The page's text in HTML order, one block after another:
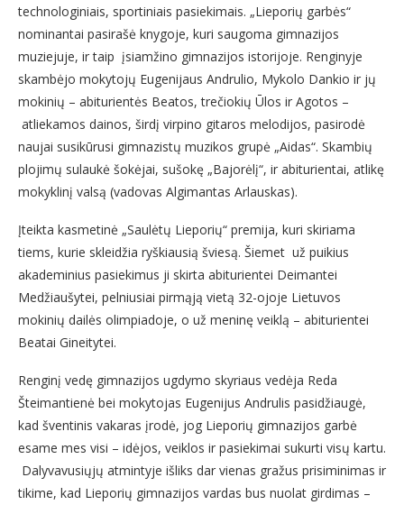
technologiniais, sportiniais pasiekimais. „Lieporių garbės“
nominantai pasirašė knygoje, kuri saugoma gimnazijos
muziejuje, ir taip įsiamžino gimnazijos istorijoje. Renginyje
skambėjo mokytojų Eugenijaus Andrulio, Mykolo Dankio ir jų
mokinių – abiturientės Beatos, trečiokių Ūlos ir Agotos –
atliekamos dainos, širdį virpino gitaros melodijos, pasirodė
naujai susikūrusi gimnazistų muzikos grupė „Aidas“. Skambių
plojimų sulaukė šokėjai, sušokę „Bajorėlį“, ir abiturientai, atlikę
mokyklinį valsą (vadovas Algimantas Arlauskas).
Įteikta kasmetinė „Saulėtų Lieporių“ premija, kuri skiriama
tiems, kurie skleidžia ryškiausią šviesą. Šiemet už puikius
akademinius pasiekimus ji skirta abiturientei Deimantei
Medžiaušytei, pelniusiai pirmąją vietą 32-ojoje Lietuvos
mokinių dailės olimpiadoje, o už meninę veiklą – abiturientei
Beatai Gineitytei.
Renginį vedę gimnazijos ugdymo skyriaus vedėja Reda
Šteimantienė bei mokytojas Eugenijus Andrulis pasidžiaugė,
kad šventinis vakaras įrodė, jog Lieporių gimnazijos garbė
esame mes visi – idėjos, veiklos ir pasiekimai sukurti visų kartu.
Dalyvavusiųjų atmintyje išliks dar vienas gražus prisiminimas ir
tikime, kad Lieporių gimnazijos vardas bus nuolat girdimas –